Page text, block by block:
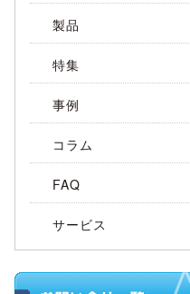
製品
特集
事例
コラム
FAQ
サービス